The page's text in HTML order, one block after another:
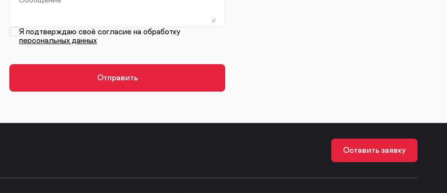
Я подтверждаю своё согласие на обработку
персональных данных
Оставить заявку